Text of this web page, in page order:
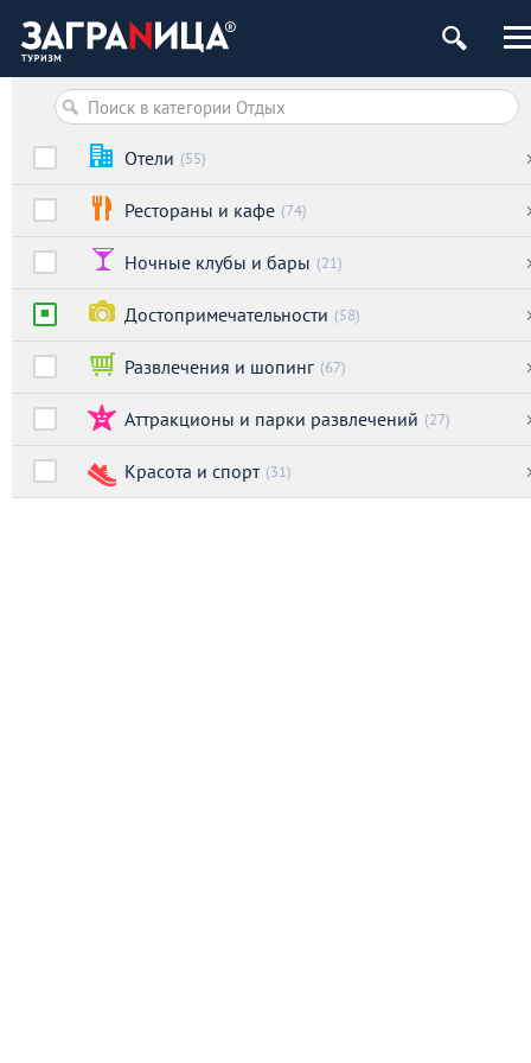
Отели (55)
Рестораны и кафе (74)
Ночные клубы и бары (21)
Достопримечательности (58)
Развлечения и шопинг (67)
Аттракционы и парки развлечений (27)
Красота и спорт (31)